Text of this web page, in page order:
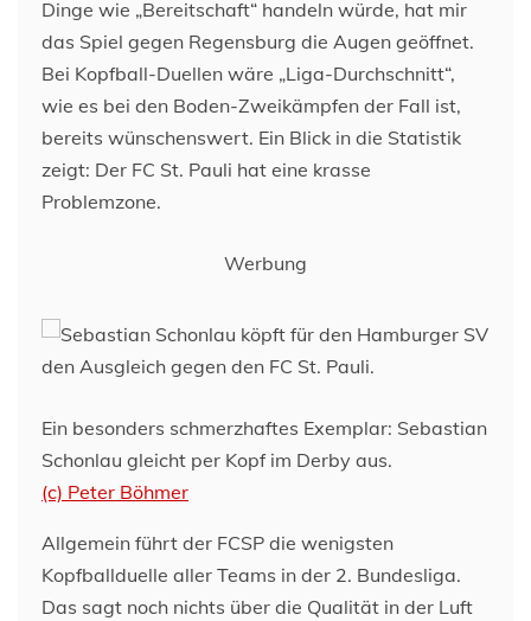
Dinge wie „Bereitschaft“ handeln würde, hat mir
das Spiel gegen Regensburg die Augen geöffnet.
Bei Kopfball-Duellen wäre „Liga-Durchschnitt“,
wie es bei den Boden-Zweikämpfen der Fall ist,
bereits wünschenswert. Ein Blick in die Statistik
zeigt: Der FC St. Pauli hat eine krasse
Problemzone.
Werbung
Ein besonders schmerzhaftes Exemplar: Sebastian
Schonlau gleicht per Kopf im Derby aus.
(c) Peter Böhmer
Allgemein führt der FCSP die wenigsten
Kopfballduelle aller Teams in der 2. Bundesliga.
Das sagt noch nichts über die Qualität in der Luft